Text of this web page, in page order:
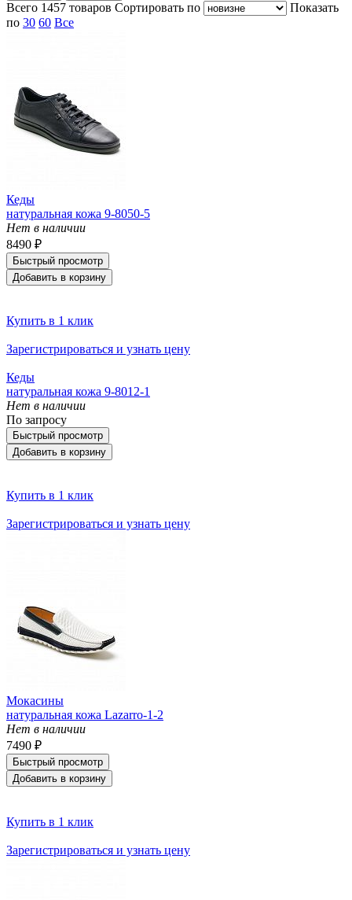
Всего 1457 товаров Cортировать по
Показать
по 30 60 Все
Кеды
натуральная кожа 9-8050-5
Нет в наличии
8490 ₽
Быстрый просмотр
Добавить в корзину
Купить в 1 клик
Зарегистрироваться и узнать цену
Кеды
натуральная кожа 9-8012-1
Нет в наличии
По запросу
Быстрый просмотр
Добавить в корзину
Купить в 1 клик
Зарегистрироваться и узнать цену
Мокасины
натуральная кожа Lazarro-1-2
Нет в наличии
7490 ₽
Быстрый просмотр
Добавить в корзину
Купить в 1 клик
Зарегистрироваться и узнать цену